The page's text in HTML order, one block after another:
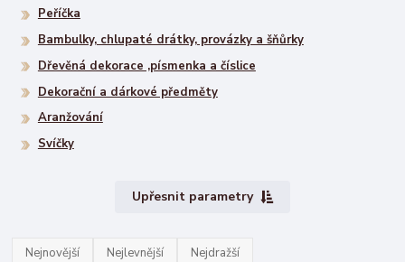
Peříčka
Bambulky, chlupaté drátky, provázky a šňůrky
Dřevěná dekorace ,písmenka a číslice
Dekorační a dárkové předměty
Aranžování
Svíčky
Upřesnit parametry
Nejnovější Nejlevnější Nejdražší